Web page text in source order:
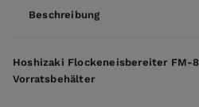
Beschreibung
Hoshizaki Flockeneisbereiter FM-
Vorratsbehälter